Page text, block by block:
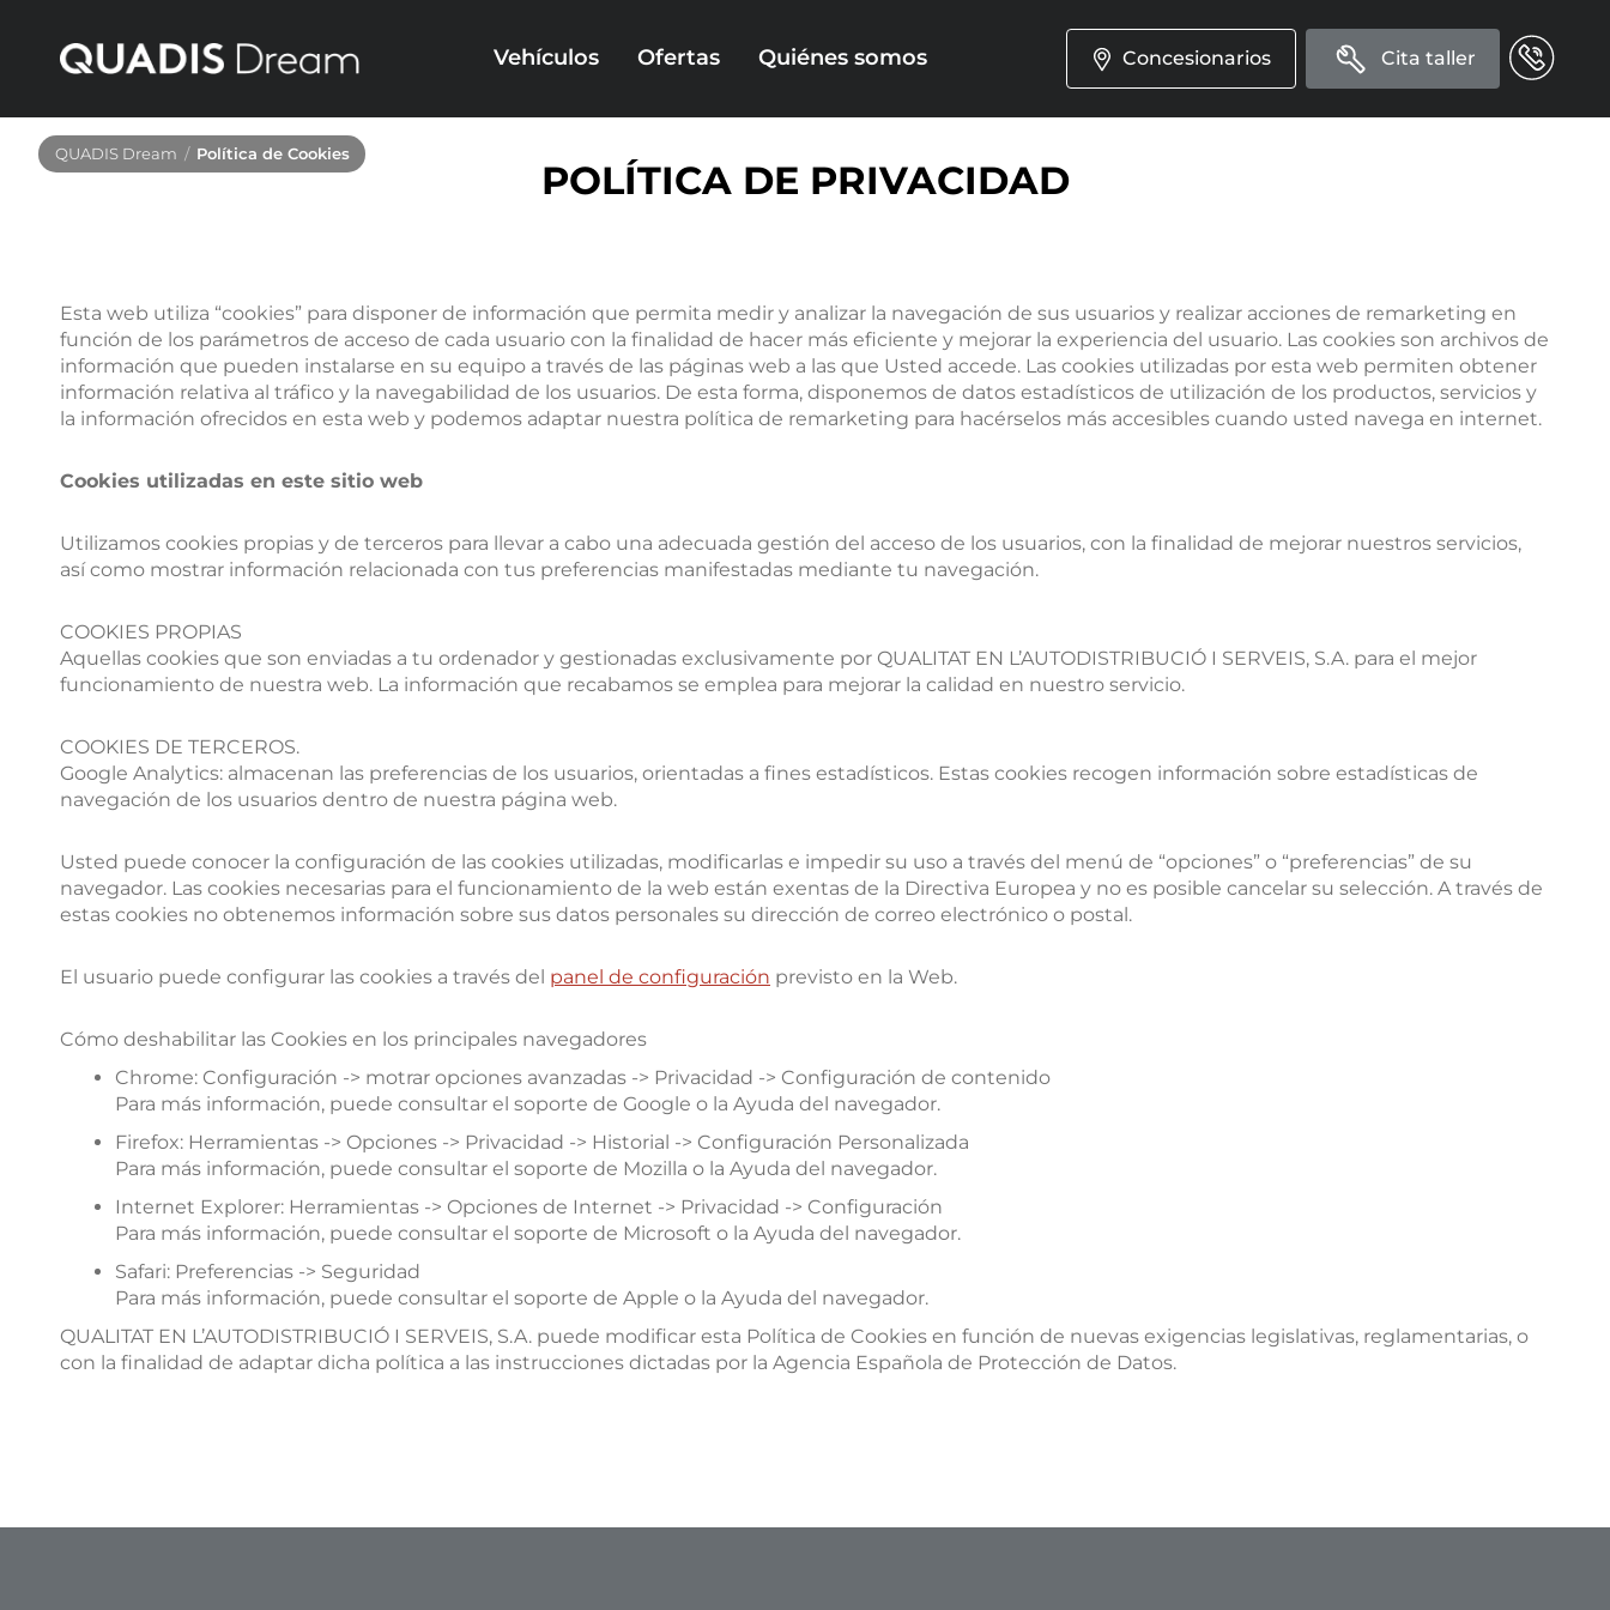
Vehículos
Coches Camiones Por marca
Ofertas Quiénes somos Concesionarios Cita taller
QUADIS Dream Política de Cookies
Privacidad y legal
POLÍTICA DE PRIVACIDAD
Esta web utiliza “cookies” para disponer de información que permita medir y analizar la navegación de sus usuarios y realizar acciones de remarketing en
función de los parámetros de acceso de cada usuario con la finalidad de hacer más eficiente y mejorar la experiencia del usuario. Las cookies son archivos de
información que pueden instalarse en su equipo a través de las páginas web a las que Usted accede. Las cookies utilizadas por esta web permiten obtener
información relativa al tráfico y la navegabilidad de los usuarios. De esta forma, disponemos de datos estadísticos de utilización de los productos, servicios y
la información ofrecidos en esta web y podemos adaptar nuestra política de remarketing para hacérselos más accesibles cuando usted navega en internet.
Cookies utilizadas en este sitio web
Utilizamos cookies propias y de terceros para llevar a cabo una adecuada gestión del acceso de los usuarios, con la finalidad de mejorar nuestros servicios,
así como mostrar información relacionada con tus preferencias manifestadas mediante tu navegación.
COOKIES PROPIAS
Aquellas cookies que son enviadas a tu ordenador y gestionadas exclusivamente por QUALITAT EN L’AUTODISTRIBUCIÓ I SERVEIS, S.A. para el mejor
funcionamiento de nuestra web. La información que recabamos se emplea para mejorar la calidad en nuestro servicio.
COOKIES DE TERCEROS.
Google Analytics: almacenan las preferencias de los usuarios, orientadas a fines estadísticos. Estas cookies recogen información sobre estadísticas de
navegación de los usuarios dentro de nuestra página web.
Usted puede conocer la configuración de las cookies utilizadas, modificarlas e impedir su uso a través del menú de “opciones” o “preferencias” de su
navegador. Las cookies necesarias para el funcionamiento de la web están exentas de la Directiva Europea y no es posible cancelar su selección. A través de
estas cookies no obtenemos información sobre sus datos personales su dirección de correo electrónico o postal.
El usuario puede configurar las cookies a través del panel de configuración previsto en la Web.
Cómo deshabilitar las Cookies en los principales navegadores
Chrome: Configuración -> motrar opciones avanzadas -> Privacidad -> Configuración de contenido
Para más información, puede consultar el soporte de Google o la Ayuda del navegador.
Firefox: Herramientas -> Opciones -> Privacidad -> Historial -> Configuración Personalizada
Para más información, puede consultar el soporte de Mozilla o la Ayuda del navegador.
Internet Explorer: Herramientas -> Opciones de Internet -> Privacidad -> Configuración
Para más información, puede consultar el soporte de Microsoft o la Ayuda del navegador.
Safari: Preferencias -> Seguridad
Para más información, puede consultar el soporte de Apple o la Ayuda del navegador.
QUALITAT EN L’AUTODISTRIBUCIÓ I SERVEIS, S.A. puede modificar esta Política de Cookies en función de nuevas exigencias legislativas, reglamentarias, o
con la finalidad de adaptar dicha política a las instrucciones dictadas por la Agencia Española de Protección de Datos.